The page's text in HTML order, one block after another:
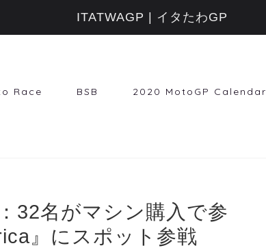
Race BSB 2020 MotoGP Calendar
32名がマシン購入で参
』にスポット参戦
ITATWAGP | イタたわGP